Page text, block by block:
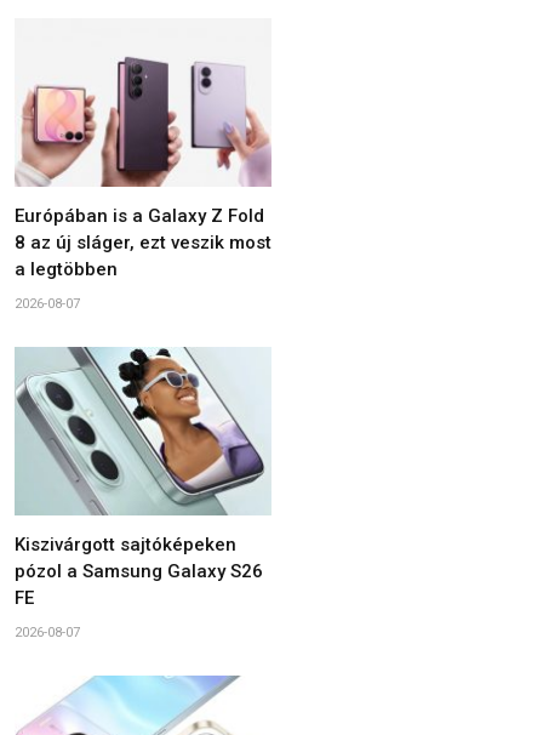
Európában is a Galaxy Z Fold
8 az új sláger, ezt veszik most
a legtöbben
2026-08-07
Kiszivárgott sajtóképeken
pózol a Samsung Galaxy S26
FE
2026-08-07